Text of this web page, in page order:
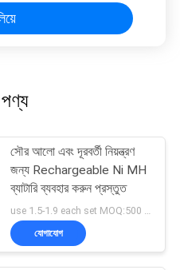
পণ্য
সৌর আলো এবং দূরবর্তী নিয়ন্ত্রণ
জন্য Rechargeable Ni MH
ব্যাটারি ব্যবহার করুন প্রস্তুত
use 1.5-1.9 each set MOQ:500 PCS
যোগাযোগ